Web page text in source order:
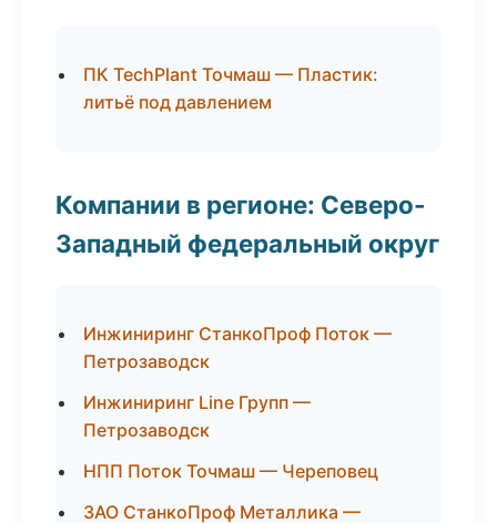
ПК TechPlant Точмаш — Пластик:
литьё под давлением
Компании в регионе: Северо-
Западный федеральный округ
Инжиниринг СтанкоПроф Поток —
Петрозаводск
Инжиниринг Line Групп —
Петрозаводск
НПП Поток Точмаш — Череповец
ЗАО СтанкоПроф Металлика —